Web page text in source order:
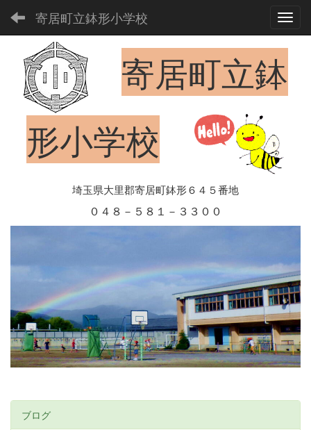
寄居町立鉢形小学校
寄居町立鉢
形小学校
埼玉県大里郡寄居町鉢形６４５番地
０４８－５８１－３３００
ブログ